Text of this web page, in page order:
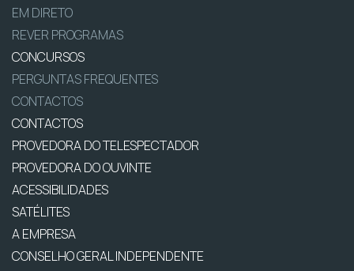
EM DIRETO
REVER PROGRAMAS
CONCURSOS
PERGUNTAS FREQUENTES
CONTACTOS
CONTACTOS
PROVEDORA DO TELESPECTADOR
PROVEDORA DO OUVINTE
ACESSIBILIDADES
SATÉLITES
A EMPRESA
CONSELHO GERAL INDEPENDENTE